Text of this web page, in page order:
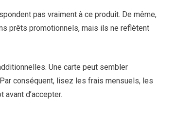
pas vraiment à ce produit. De même,
prêts promotionnels, mais ils ne reflètent
Une carte peut sembler
conséquent, lisez les frais mensuels, les
d’accepter.